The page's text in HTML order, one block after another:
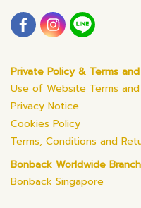
Private Policy & Terms
Use of Website Terms
Privacy Notice
Cookies Policy
Terms, Conditions and
Bonback Worldwide
Bonback Singapore